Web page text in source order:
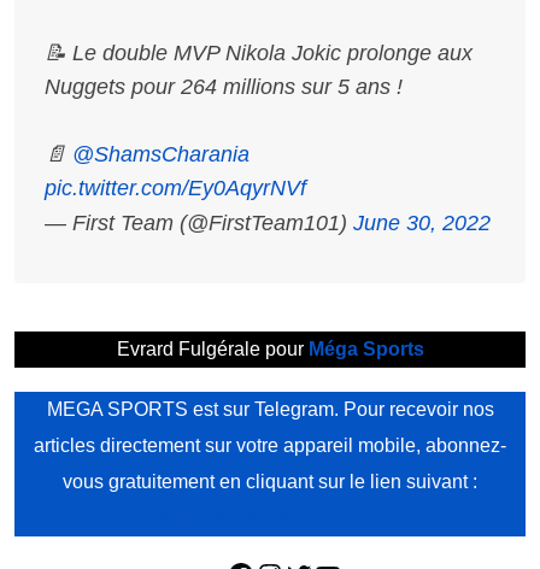
📝 Le double MVP Nikola Jokic prolonge aux
Nuggets pour 264 millions sur 5 ans !
📄 @ShamsCharania
pic.twitter.com/Ey0AqyrNVf
— First Team (@FirstTeam101) June 30, 2022
Evrard Fulgérale pour Méga Sports
MEGA SPORTS est sur Telegram. Pour recevoir nos
articles directement sur votre appareil mobile, abonnez-
vous gratuitement en cliquant sur le lien suivant :